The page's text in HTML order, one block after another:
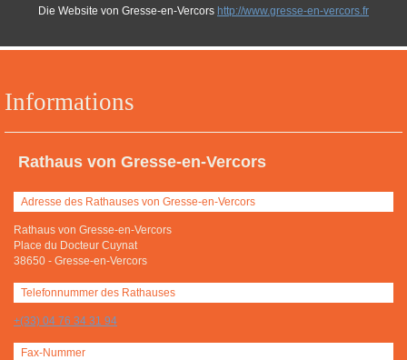
Informations
Rathaus von Gresse-en-Vercors
Adresse des Rathauses von Gresse-en-Vercors
Rathaus von Gresse-en-Vercors
Place du Docteur Cuynat
38650 - Gresse-en-Vercors
Telefonnummer des Rathauses
+(33) 04 76 34 31 94
Fax-Nummer
Die Website von Gresse-en-Vercors http://www.gresse-en-vercors.fr